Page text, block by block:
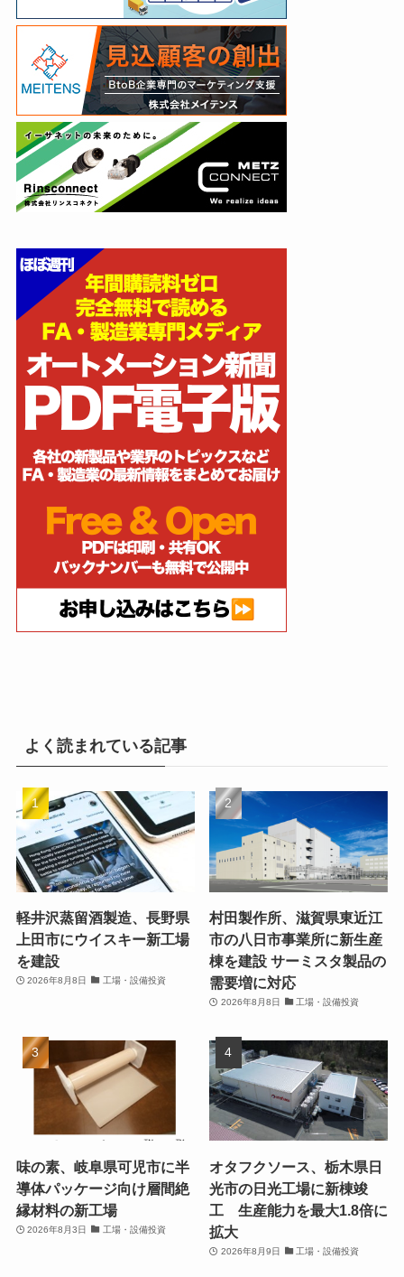
よく読まれている記事
軽井沢蒸留酒製造、長野県
上田市にウイスキー新工場
を建設
2026年8月8日 工場・設備投資
村田製作所、滋賀県東近江
市の八日市事業所に新生産
棟を建設 サーミスタ製品の
需要増に対応
2026年8月8日 工場・設備投資
味の素、岐阜県可児市に半
導体パッケージ向け層間絶
縁材料の新工場
2026年8月3日 工場・設備投資
オタフクソース、栃木県日
光市の日光工場に新棟竣
工 生産能力を最大1.8倍に
拡大
2026年8月9日 工場・設備投資